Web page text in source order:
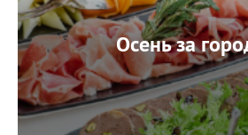
Осень за